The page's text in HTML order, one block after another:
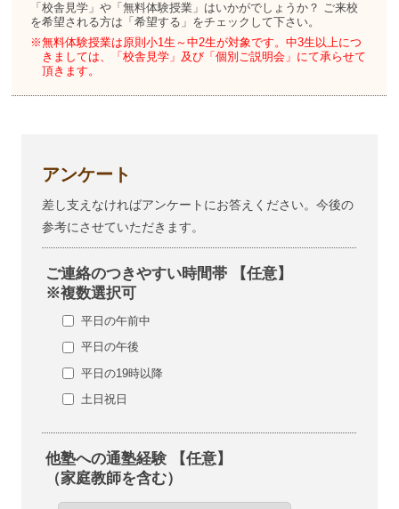
「校舎見学」や「無料体験授業」はいかがでしょうか？ ご来校
を希望される方は「希望する」をチェックして下さい。
※無料体験授業は原則小1生～中2生が対象です。中3生以上につ
きましては、「校舎見学」及び「個別ご説明会」にて承らせて
頂きます。
アンケート
差し支えなければアンケートにお答えください。今後の
参考にさせていただきます。
ご連絡のつきやすい時間帯 【任意】
※複数選択可
平日の午前中
平日の午後
平日の19時以降
土日祝日
他塾への通塾経験 【任意】
（家庭教師を含む）